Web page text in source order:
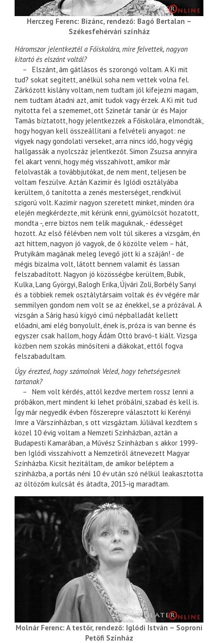
Herczeg Ferenc: Bizánc, rendező: Bagó Bertalan –
Székesfehérvári színház
Háromszor jelentkeztél a Főiskolára, mire felvettek, nagyon
kitartó és elszánt voltál?
– Elszánt, ám gátlásos és szorongó voltam. A Ki mit
tud? sokat segített, anélkül soha nem vettek volna fel.
Zárkózott kislány voltam, nem tudtam jól kifejezni magam,
nem tudtam átadni azt, amit tudok vagy érzek. A Ki mit tud
nyitotta fel a szememet, ott Szinetár tanár úr és Major
Tamás bíztatott, hogy jelentkezzek a Főiskolára, elmondták,
hogy hogyan kell összeállítani a felvételi anyagot: ne
vigyek nagy gondolati verseket, arra nincs idő, hogy végig
hallgassák a nyolcszáz jelentkezőt. Simon Zsuzsa annyira
fel akart venni, hogy még visszahívott, amikor már
felolvasták a továbbjutókat, de nem ment, teljesen be
voltam feszülve. Aztán Kazimír és Iglódi osztályába
kerültem, ő tanította a zenés mesterséget, rendkívül
szigorú volt. Kazimír nagyon szeretett minket, minden óra
elején megkérdezte, mit kérünk enni, gyümölcsöt hozatott,
mondta -, erre biztos nem telik maguknak, - édességet
hozott. Az első félévben nem volt túl sikeres a vizsgám, én
azt hittem, nagyon jó vagyok, de ő közölte velem – hát,
Prutyikám magának meleg levegő jött ki a száján! - de
mégis bizalma volt, látott bennem valamit és lassan
felszabadított. Nagyon jó közösségbe kerültem, Bubik,
Kulka, Lang Györgyi, Balogh Erika, Újvári Zoli, Borbély Sanyi
és a többiek remek osztálytársaim voltak és év végére már
semmilyen gondom nem volt se az énekkel, se a prózával. A
vizsgán a Sárig hasú kígyó című népballadát kellett
előadni, ami elég bonyolult, ének is, próza is van benne és
egyszer csak hallom, hogy Ádám Ottó bravó-t kiált. Vizsga
közben nem szokás minősíteni a diákokat, ettől fogva
felszabadultam.
Úgy érezted, hogy számolnak Veled, hogy tehetségesnek
tartanak?
– Nem volt kérdés, attól kezdve mertem rossz lenni a
próbákon, mert mindent ki lehet próbálni, szabad és kell is.
Így már negyedik évben főszerepre választott ki Kerényi
Imre a Várszínházban, s ott vizsgáztam. Júliával kezdtem s
közel 10 évig voltam a Nemzeti Színházban, aztán a
Budapesti Kamarában, a Művész Színházban s akkor 1999-
ben Iglódi visszahívott a Nemzetiről átnevezett Magyar
Színházba. Kicsit hezitáltam, de amikor beléptem a
színházba, a portás néni 10 év után szó nélkül leakasztotta
az öltözőm kulcsát és átadta, 2013-ig maradtam.
Molnár Ferenc: A testőr, rendező: Iglódi István – Soproni
Petőfi Színház